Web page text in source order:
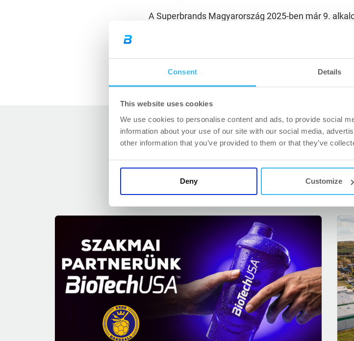
Consent Details
This website uses cookies
We use cookies to personalise content and ads, to provide social
information about your use of our site with our social media,
other information that you’ve provided to them or that they’ve
Deny Customize
A Superbrands Magyarország 2025-ben már 9.